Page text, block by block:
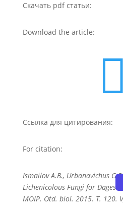
Скачать pdf статьи:
Download the article:

Ссылка для цитирования:
For citation:
Ismailov A.B., Urbanavichus
Lichenicolous Fungi for
MOIP. Otd. biol. 2015. T. 120.